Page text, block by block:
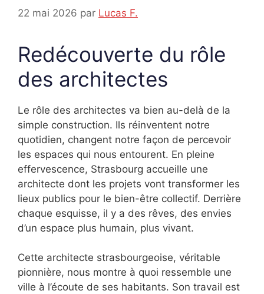
22 mai 2026 par Lucas F.
Redécouverte du rôle
des architectes
Le rôle des architectes va bien au-delà de la
simple construction. Ils réinventent notre
quotidien, changent notre façon de percevoir
les espaces qui nous entourent. En pleine
effervescence, Strasbourg accueille une
architecte dont les projets vont transformer les
lieux publics pour le bien-être collectif. Derrière
chaque esquisse, il y a des rêves, des envies
d’un espace plus humain, plus vivant.
Cette architecte strasbourgeoise, véritable
pionnière, nous montre à quoi ressemble une
ville à l’écoute de ses habitants. Son travail est